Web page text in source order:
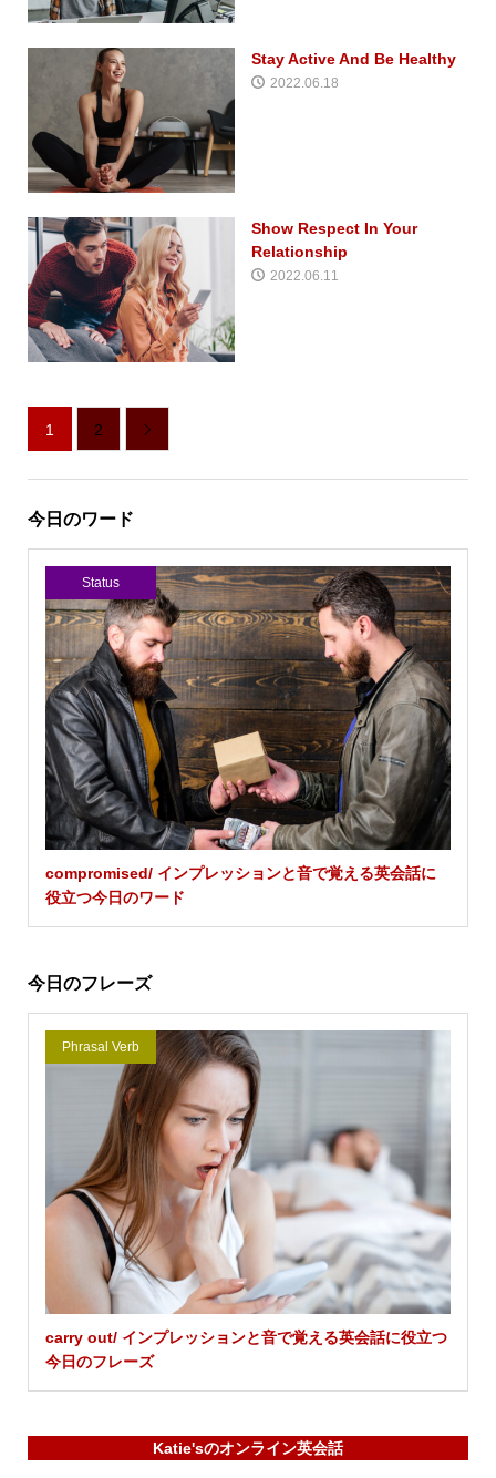
Stay Active And Be Healthy
2022.06.18
Show Respect In Your
Relationship
2022.06.11
1 2 
今日のワード
Status
compromised/ インプレッションと音で覚える英会話に
役立つ今日のワード
今日のフレーズ
Phrasal Verb
carry out/ インプレッションと音で覚える英会話に役立つ
今日のフレーズ
Katie'sのオンライン英会話